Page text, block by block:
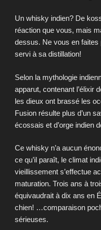
Un whisky indien? De
réaction que vous, mais
dessus. Ne vous en faites
servi à sa distillation!
Selon la mythologie
apparut, contenant l’élixir
les dieux ont brassé les
Fusion résulte plus d’un
écossais et d’orge indien
Ce whisky n’a aucun
ce qu’il paraît, le climat
vieillissement s’effectue
maturation. Trois ans à
équivaudrait à dix ans en
chien! …comparaison
sérieuses.